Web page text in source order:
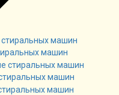
машин
машин